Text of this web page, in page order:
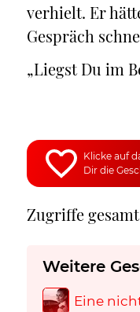
verhielt. Er
Gespräch
„Liegst Du im
Klicke auf
Dir die
Zugriffe
Weitere
Eine